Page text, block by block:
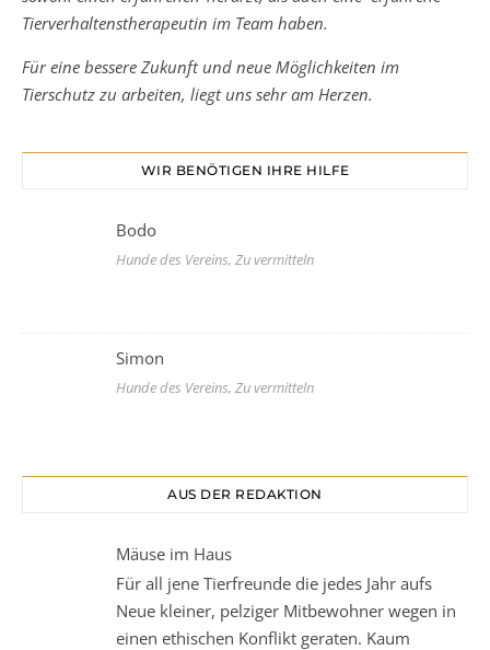
Tierverhaltenstherapeutin im Team haben.
Für eine bessere Zukunft und neue Möglichkeiten im
Tierschutz zu arbeiten, liegt uns sehr am Herzen.
WIR BENÖTIGEN IHRE HILFE
Bodo
Hunde des Vereins, Zu vermitteln
Simon
Hunde des Vereins, Zu vermitteln
AUS DER REDAKTION
Mäuse im Haus
Für all jene Tierfreunde die jedes Jahr aufs
Neue kleiner, pelziger Mitbewohner wegen in
einen ethischen Konflikt geraten. Kaum